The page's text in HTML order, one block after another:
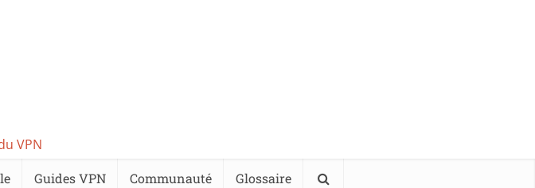
VPN
Guides VPN Communauté Glossaire